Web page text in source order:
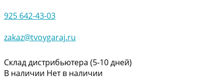
925 642-43-03
zakaz@tvoygaraj.ru
Склад дистрибьютера (5-10 дней)
В наличии Нет в наличии